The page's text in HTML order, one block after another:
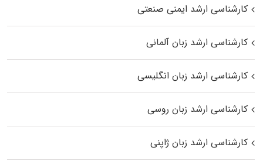
کارشناسی ارشد ایمنی صنعتی
کارشناسی ارشد زبان آلمانی
کارشناسی ارشد زبان انگلیسی
کارشناسی ارشد زبان روسی
کارشناسی ارشد زبان ژاپنی